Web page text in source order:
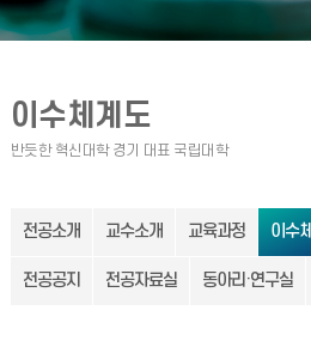
이수체계도
전공소개 교수소개 교육과정 이수
전공공지 전공자료실 동아리·연구실